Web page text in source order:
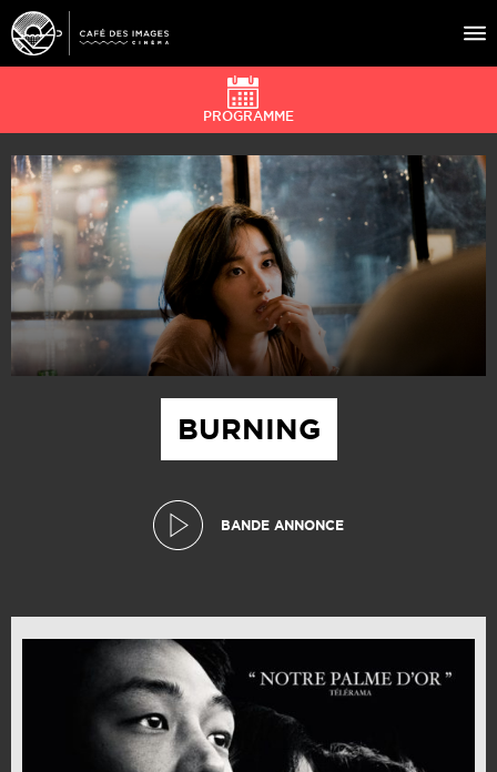
À L’AFFICHE
ÉVÉNEMENTS
CAFÉ DU CINÉ
PRATIQUE
ÉDUCATION AUX IMAGES
BURNING
BANDE ANNONCE
PROGRAMME